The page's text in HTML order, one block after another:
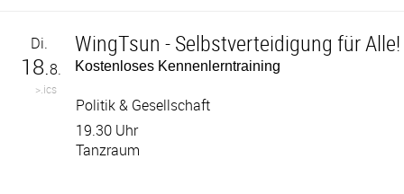
Di.
18.8.
>.ics
WingTsun - Selbstverteidigung für Alle!
Kostenloses Kennenlerntraining
Politik & Gesellschaft
19.30 Uhr
Tanzraum